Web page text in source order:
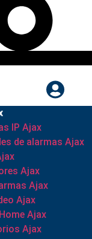
IP Ajax
de alarmas Ajax
Ajax
Ajax
Ajax
Ajax
Ajax